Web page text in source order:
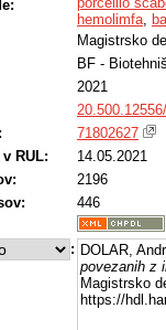
simptome
parametrov v
P. scaber, hkrati pa se
procesov prirojene
humoralnih
v hemolimfi P.
hemolimfa,
Magistrsko
BF -
2021
71802627
RUL:
14.05.2021
2196
446
: DOLAR,
povezanih z
Magistrsko
https://